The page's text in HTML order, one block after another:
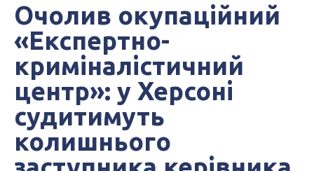
Очолив окупаційний
«Експертно-
криміналістичний
центр»: у Херсоні
судитимуть
колишнього